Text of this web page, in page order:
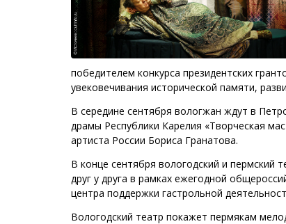
победителем конкурса президентских
увековечивания исторической памяти,
В середине сентября вологжан ждут в
драмы Республики Карелия «Творческая
артиста России Бориса Гранатова.
В конце сентября вологодский и пермский
друг у друга в рамках ежегодной
центра поддержки гастрольной
Вологодский театр покажет пермякам